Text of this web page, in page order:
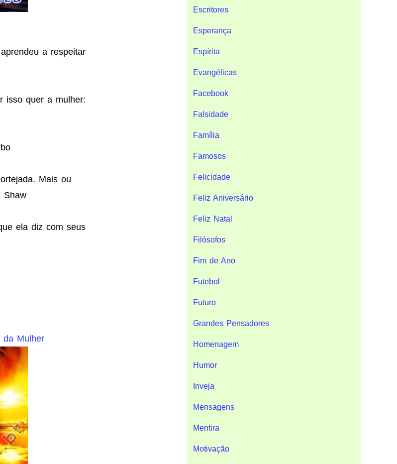
a respeitar
isso quer a mulher:
Mais ou
Shaw
ela diz com seus
da Mulher
Escritores
Esperança
Espírita
Evangélicas
Facebook
Falsidade
Família
Famosos
Felicidade
Feliz Aniversário
Feliz Natal
Filósofos
Fim de Ano
Futebol
Futuro
Grandes Pensadores
Homenagem
Humor
Inveja
Mensagens
Mentira
Motivação